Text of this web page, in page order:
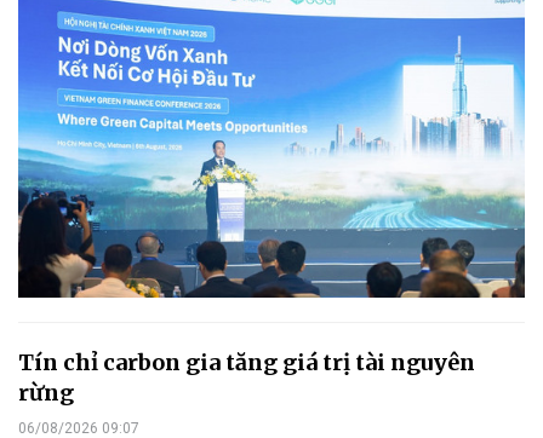
Tín chỉ carbon gia tăng giá trị tài nguyên
rừng
06/08/2026 09:07